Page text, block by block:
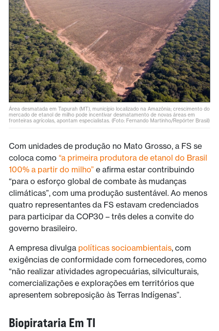
Área desmatada em Tapurah (MT), município localizado na Amazônia; crescimento do
mercado de etanol de milho pode incentivar desmatamento de novas áreas em
fronteiras agrícolas, apontam especialistas. (Foto: Fernando Martinho/Repórter Brasil)
Com unidades de produção no Mato Grosso, a FS se
coloca como “a primeira produtora de etanol do Brasil
100% a partir do milho”e afirma estar contribuindo
“para o esforço global de combate às mudanças
climáticas”, com uma produção sustentável. Ao menos
quatro representantes da FS estavam credenciados
para participar da COP30 – três deles a convite do
governo brasileiro.
A empresa divulga políticas socioambientais, com
exigências de conformidade com fornecedores, como
“não realizar atividades agropecuárias, silviculturais,
comercializações e explorações em territórios que
apresentem sobreposição às Terras Indígenas”.
Biopirataria Em TI